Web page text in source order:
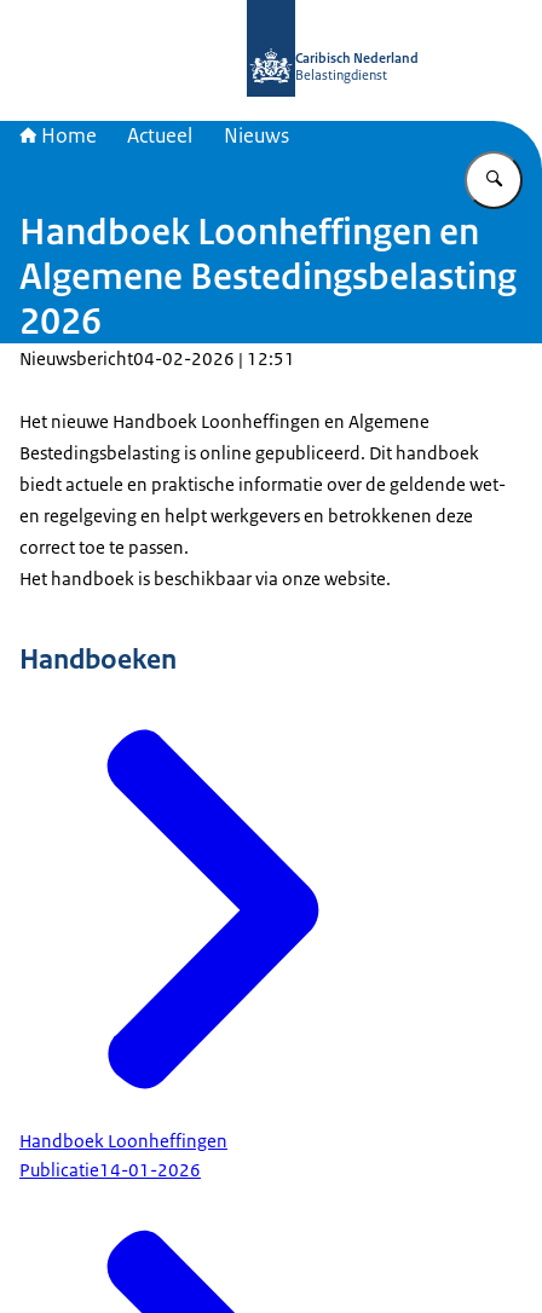
Caribisch Nederland
Belastingdienst
Home Actueel Nieuws
Handboek Loonheffingen en
Algemene Bestedingsbelasting
2026
Nieuwsbericht04-02-2026 | 12:51
Het nieuwe Handboek Loonheffingen en Algemene
Bestedingsbelasting is online gepubliceerd. Dit handboek
biedt actuele en praktische informatie over de geldende wet-
en regelgeving en helpt werkgevers en betrokkenen deze
correct toe te passen.
Het handboek is beschikbaar via onze website.
Handboeken
Handboek Loonheffingen
Publicatie14-01-2026